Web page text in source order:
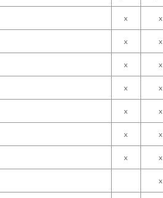
x x
x x
x x
x x
x x
x x
x x
x